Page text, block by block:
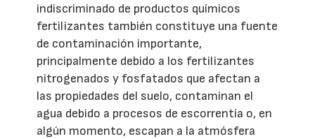
indiscriminado de productos químicos
fertilizantes también constituye una fuente
de contaminación importante,
principalmente debido a los fertilizantes
nitrogenados y fosfatados que afectan a
las propiedades del suelo, contaminan el
agua debido a procesos de escorrentía o, en
algún momento, escapan a la atmósfera